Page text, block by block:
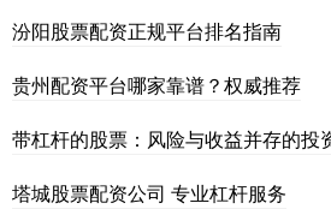
汾阳股票配资正规平台排名指南
贵州配资平台哪家靠谱？权威推荐
带杠杆的股票：风险与收益并存的投
塔城股票配资公司 专业杠杆服务